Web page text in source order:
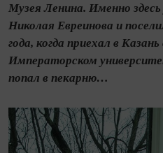
Музея Ленина. Именно здесь
Николая Евреинова и
года, когда приехал в
Императорском
попал в пекарню…